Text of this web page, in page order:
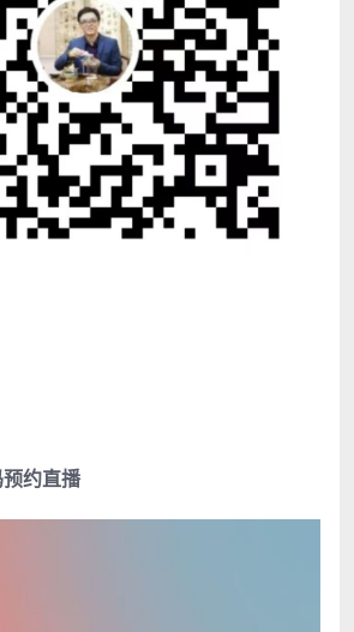
约直播